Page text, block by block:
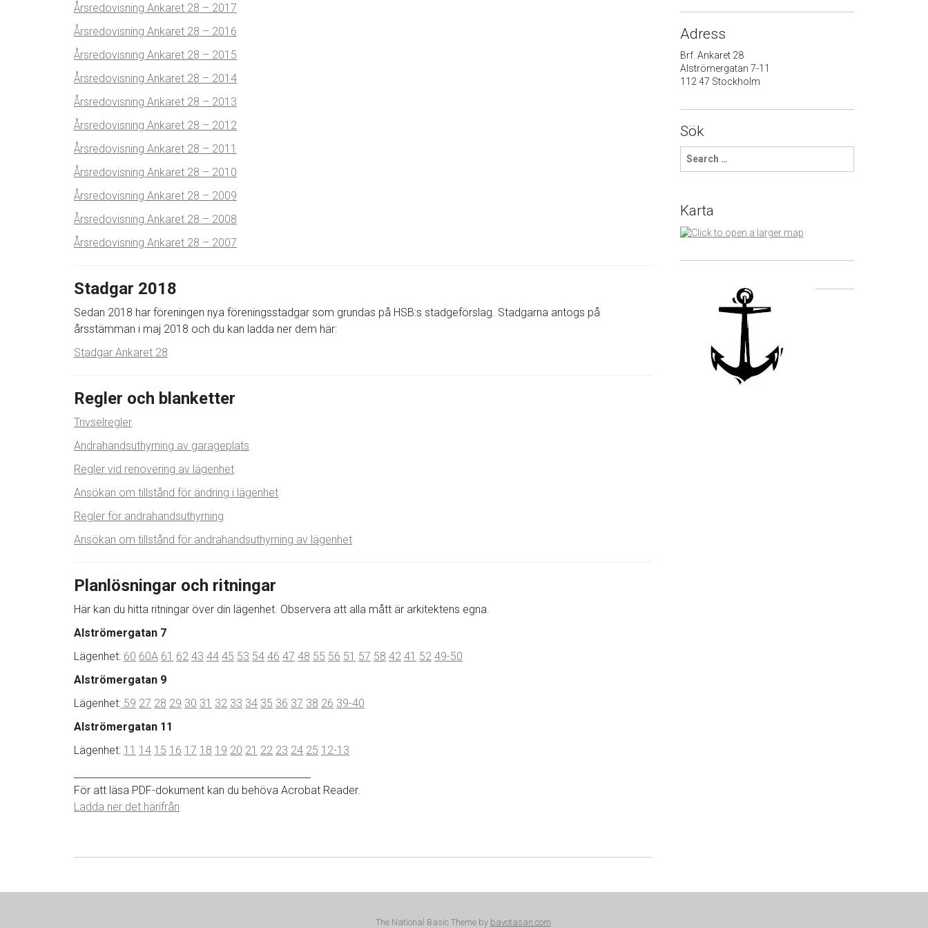
Årsredovisning Ankaret 28 – 2017
Årsredovisning Ankaret 28 – 2016
Årsredovisning Ankaret 28 – 2015
Årsredovisning Ankaret 28 – 2014
Årsredovisning Ankaret 28 – 2013
Årsredovisning Ankaret 28 – 2012
Årsredovisning Ankaret 28 – 2011
Årsredovisning Ankaret 28 – 2010
Årsredovisning Ankaret 28 – 2009
Årsredovisning Ankaret 28 – 2008
Årsredovisning Ankaret 28 – 2007
Stadgar 2018
Sedan 2018 har föreningen nya föreningsstadgar som grundas på HSB:s stadgeförslag. Stadgarna antogs på
årsstämman i maj 2018 och du kan ladda ner dem här:
Stadgar Ankaret 28
Regler och blanketter
Trivselregler
Andrahandsuthyrning av garageplats
Regler vid renovering av lägenhet
Ansökan om tillstånd för ändring i lägenhet
Regler för andrahandsuthyrning
Ansökan om tillstånd för andrahandsuthyrning av lägenhet
Planlösningar och ritningar
Här kan du hitta ritningar över din lägenhet. Observera att alla mått är arkitektens egna.
Alströmergatan 7
Lägenhet: 60 60A 61 62 43 44 45 53 54 46 47 48 55 56 51 57 58 42 41 52 49-50
Alströmergatan 9
Lägenhet: 59 27 28 29 30 31 32 33 34 35 36 37 38 26 39-40
Alströmergatan 11
Lägenhet: 11 14 15 16 17 18 19 20 21 22 23 24 25 12-13
För att läsa PDF-dokument kan du behöva Acrobat Reader.
Ladda ner det härifrån
Adress
Brf. Ankaret 28
Alströmergatan 7-11
112 47 Stockholm
Sök
c
h
f
Karta
The National Basic Theme by bavotasan.com.